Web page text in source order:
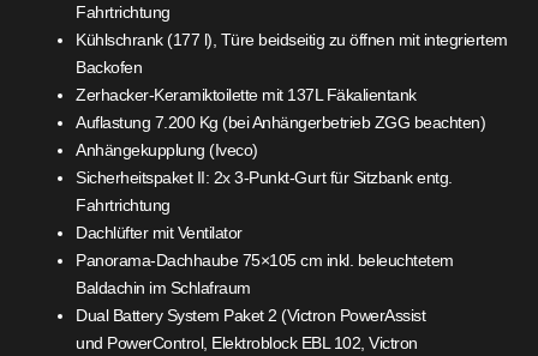
Fahrtrichtung
Kühlschrank (177 l), Türe beidseitig zu öffnen mit integriertem
Backofen
Zerhacker-Keramiktoilette mit 137L Fäkalientank
Auflastung 7.200 Kg (bei Anhängerbetrieb ZGG beachten)
Anhängekupplung (Iveco)
Sicherheitspaket II: 2x 3-Punkt-Gurt für Sitzbank entg.
Fahrtrichtung
Dachlüfter mit Ventilator
Panorama-Dachhaube 75×105 cm inkl. beleuchtetem
Baldachin im Schlafraum
Dual Battery System Paket 2 (Victron PowerAssist
und PowerControl, Elektroblock EBL 102, Victron